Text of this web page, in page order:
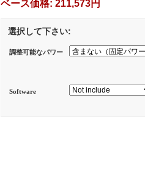
ベース価格: 211,573円
選択して下さい:
調整可能なパワー
Software